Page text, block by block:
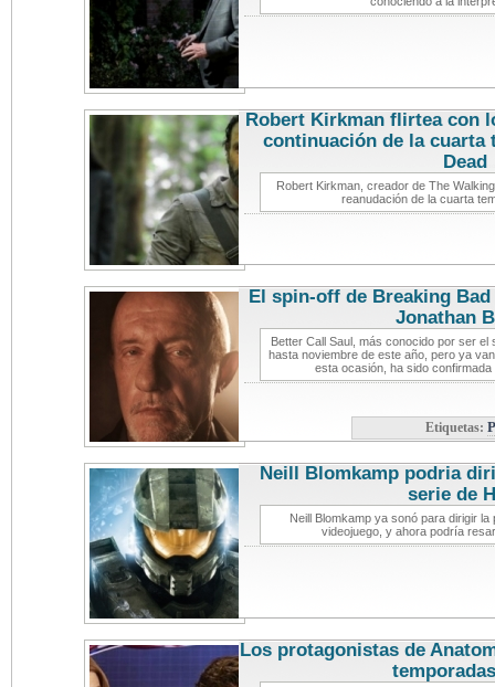
Robert Kirkman flirtea con
continuación de la cuarta
Dead
Robert Kirkman, creador de The
reanudación de la cuarta
El spin-off de Breaking
Jonathan
Better Call Saul, más conocido por ser
hasta noviembre de este año, pero ya
esta ocasión, ha sido
Etiquetas:
Neill Blomkamp podria
serie de
Neill Blomkamp ya sonó para dirigir
videojuego, y ahora podría
Los protagonistas de